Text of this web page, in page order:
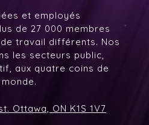
et employés
de 27 000 membres
travail différents. Nos
les secteurs public,
aux quatre coins de
Ottawa, ON K1S 1V7